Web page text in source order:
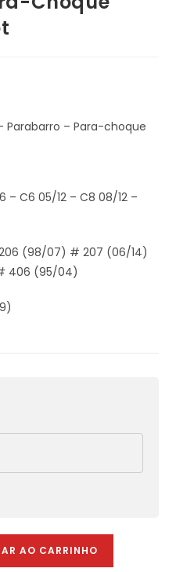
Parabarro – Para-choque
– C6 05/12 – C8 08/12 –
(98/07) # 207 (06/14)
406 (95/04)
AO CARRINHO